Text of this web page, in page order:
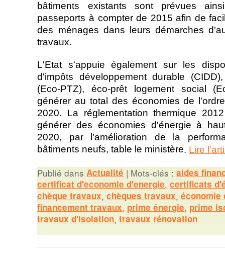
bâtiments existants sont prévues
passeports à compter de 2015 afin de
des ménages dans leurs démarches
travaux.
L'Etat s'appuie également sur les
d'impôts développement durable
(Eco-PTZ), éco-prêt logement social
générer au total des économies de
2020. La réglementation thermique
générer des économies d'énergie à
2020, par l'amélioration de la
bâtiments neufs, table le ministère. Lire
Publié dans Actualité | Mots-clés : aides
certificat d'economie d'energie,certificats
chèque travaux,chèques travaux,économie
financement travaux, prime énergie, prime
travaux d'isolation,travaux rénovation